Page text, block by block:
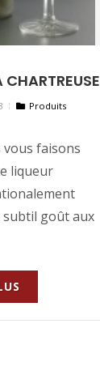
CHARTREUSE
Produits
faisons
liqueur
goût aux